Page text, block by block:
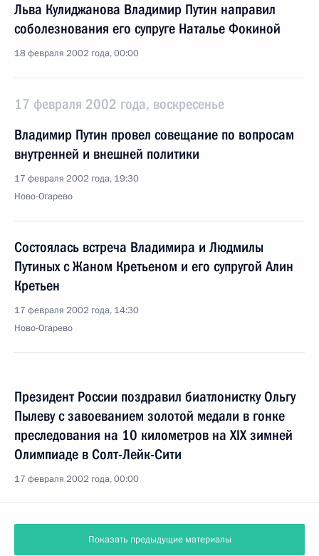
Льва Кулиджанова Владимир Путин направил
соболезнования его супруге Наталье Фокиной
18 февраля 2002 года, 00:00
17 февраля 2002 года, воскресенье
Владимир Путин провел совещание по вопросам
внутренней и внешней политики
17 февраля 2002 года, 19:30
Ново-Огарево
Состоялась встреча Владимира и Людмилы
Путиных с Жаном Кретьеном и его супругой Алин
Кретьен
17 февраля 2002 года, 14:30
Ново-Огарево
Президент России поздравил биатлонистку Ольгу
Пылеву с завоеванием золотой медали в гонке
преследования на 10 километров на XIX зимней
Олимпиаде в Солт-Лейк-Сити
17 февраля 2002 года, 00:00
Показать предыдущие материалы